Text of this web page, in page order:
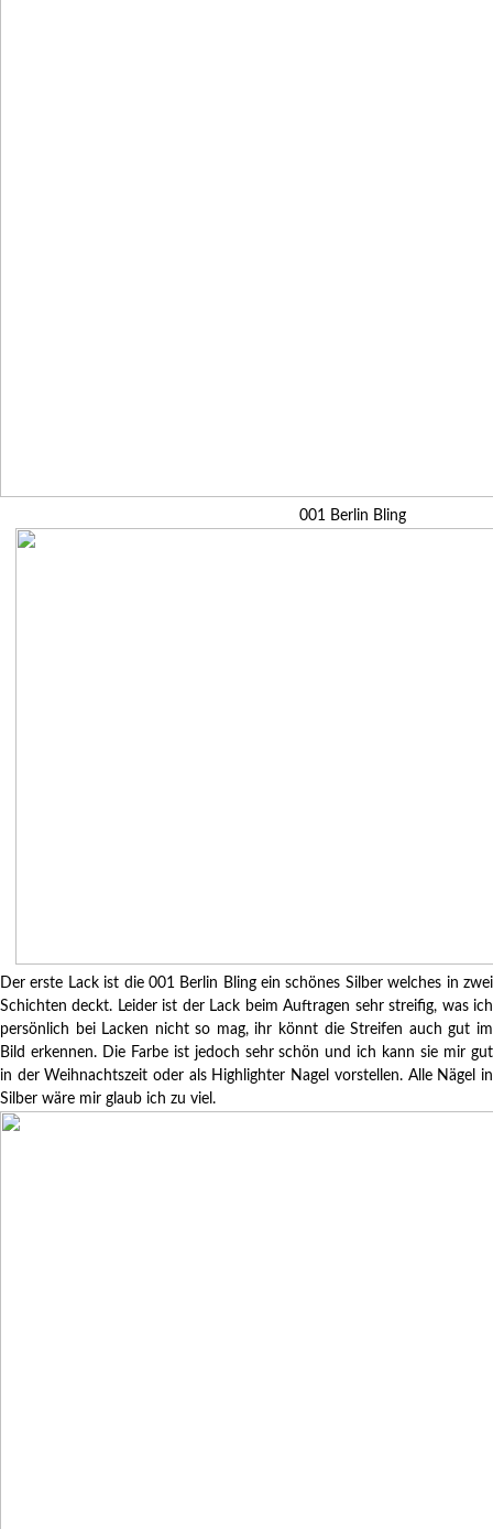
001 Berlin Bling
Der erste Lack ist die 001 Berlin Bling ein schönes Silber welches in zwei
Schichten deckt. Leider ist der Lack beim Auftragen sehr streifig, was ich
persönlich bei Lacken nicht so mag, ihr könnt die Streifen auch gut im
Bild erkennen. Die Farbe ist jedoch sehr schön und ich kann sie mir gut
in der Weihnachtszeit oder als Highlighter Nagel vorstellen. Alle Nägel in
Silber wäre mir glaub ich zu viel.